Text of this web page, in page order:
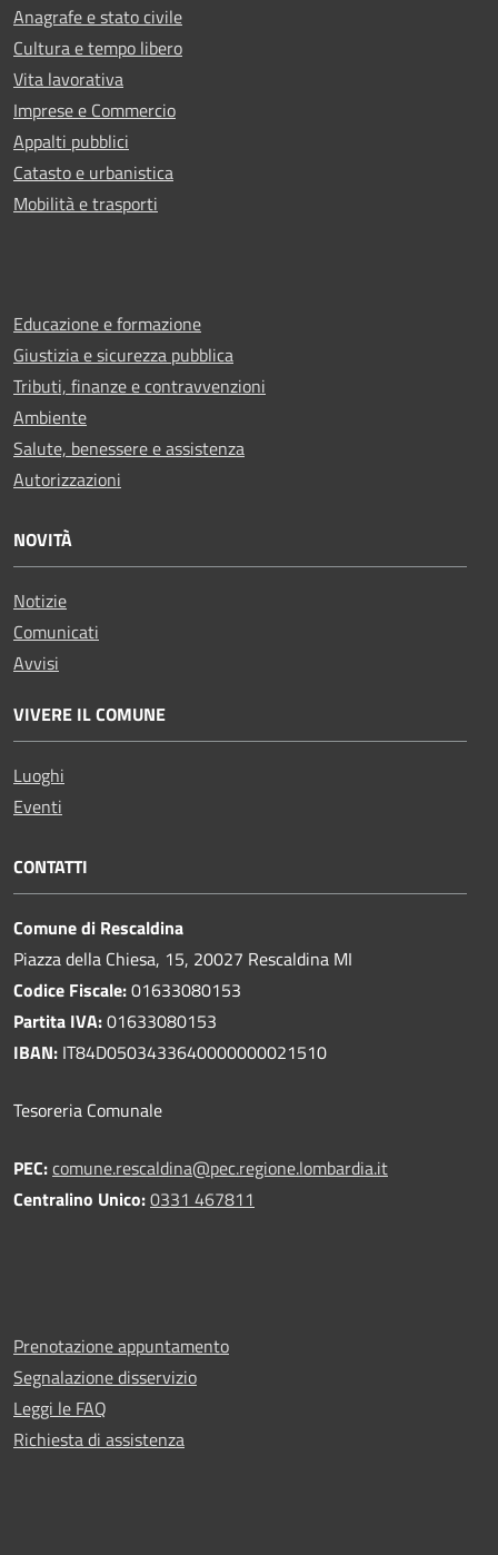
Anagrafe e stato civile
Cultura e tempo libero
Vita lavorativa
Imprese e Commercio
Appalti pubblici
Catasto e urbanistica
Mobilità e trasporti
Educazione e formazione
Giustizia e sicurezza pubblica
Tributi, finanze e contravvenzioni
Ambiente
Salute, benessere e assistenza
Autorizzazioni
NOVITÀ
Notizie
Comunicati
Avvisi
VIVERE IL COMUNE
Luoghi
Eventi
CONTATTI
Comune di Rescaldina
Piazza della Chiesa, 15, 20027 Rescaldina MI
Codice Fiscale:01633080153
Partita IVA:01633080153
IBAN: IT84D0503433640000000021510
Tesoreria Comunale
PEC:comune.rescaldina@pec.regione.lombardia.it
Centralino Unico:0331 467811
Prenotazione appuntamento
Segnalazione disservizio
Leggi le FAQ
Richiesta di assistenza